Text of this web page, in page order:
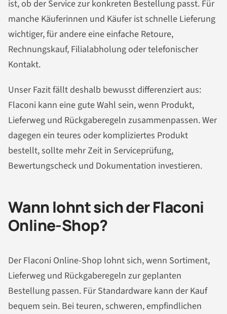
ist, ob der Service zur konkreten Bestellung passt. Für
manche Käuferinnen und Käufer ist schnelle Lieferung
wichtiger, für andere eine einfache Retoure,
Rechnungskauf, Filialabholung oder telefonischer
Kontakt.
Unser Fazit fällt deshalb bewusst differenziert aus:
Flaconi kann eine gute Wahl sein, wenn Produkt,
Lieferweg und Rückgaberegeln zusammenpassen. Wer
dagegen ein teures oder kompliziertes Produkt
bestellt, sollte mehr Zeit in Serviceprüfung,
Bewertungscheck und Dokumentation investieren.
Wann lohnt sich der Flaconi
Online-Shop?
Der Flaconi Online-Shop lohnt sich, wenn Sortiment,
Lieferweg und Rückgaberegeln zur geplanten
Bestellung passen. Für Standardware kann der Kauf
bequem sein. Bei teuren, schweren, empfindlichen